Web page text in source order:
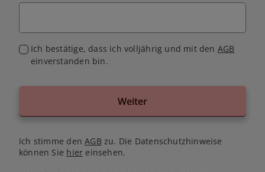
Ich bestätige, dass ich volljährig und mit den AGB
einverstanden bin.
Weiter
Ich stimme denAGB zu. Die Datenschutzhinweise
können Sie hier einsehen.